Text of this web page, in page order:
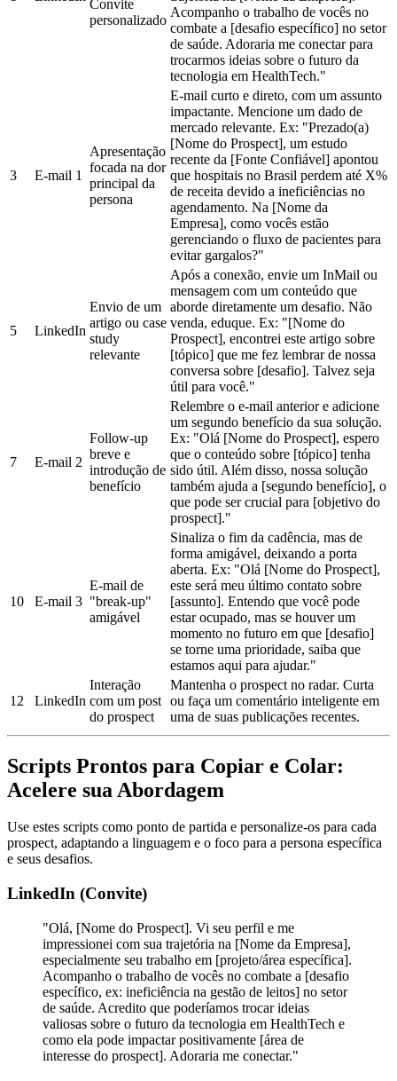
Convite
personalizado
Acompanho o trabalho de vocês no
combate a [desafio específico] no setor
de saúde. Adoraria me conectar para
trocarmos ideias sobre o futuro da
tecnologia em HealthTech."
3 E-mail 1
Apresentação
focada na dor
principal da
persona
E-mail curto e direto, com um assunto
impactante. Mencione um dado de
mercado relevante. Ex: "Prezado(a)
[Nome do Prospect], um estudo
recente da [Fonte Confiável] apontou
que hospitais no Brasil perdem até X%
de receita devido a ineficiências no
agendamento. Na [Nome da
Empresa], como vocês estão
gerenciando o fluxo de pacientes para
evitar gargalos?"
5 LinkedIn
Envio de um
artigo ou case
study
relevante
Após a conexão, envie um InMail ou
mensagem com um conteúdo que
aborde diretamente um desafio. Não
venda, eduque. Ex: "[Nome do
Prospect], encontrei este artigo sobre
[tópico] que me fez lembrar de nossa
conversa sobre [desafio]. Talvez seja
útil para você."
7 E-mail 2
Follow-up
breve e
introdução de
benefício
Relembre o e-mail anterior e adicione
um segundo benefício da sua solução.
Ex: "Olá [Nome do Prospect], espero
que o conteúdo sobre [tópico] tenha
sido útil. Além disso, nossa solução
também ajuda a [segundo benefício], o
que pode ser crucial para [objetivo do
prospect]."
10 E-mail 3
E-mail de
"break-up"
amigável
Sinaliza o fim da cadência, mas de
forma amigável, deixando a porta
aberta. Ex: "Olá [Nome do Prospect],
este será meu último contato sobre
[assunto]. Entendo que você pode
estar ocupado, mas se houver um
momento no futuro em que [desafio]
se torne uma prioridade, saiba que
estamos aqui para ajudar."
12 LinkedIn
Interação
com um post
do prospect
Mantenha o prospect no radar. Curta
ou faça um comentário inteligente em
uma de suas publicações recentes.
Scripts Prontos para Copiar e Colar:
Acelere sua Abordagem
Use estes scripts como ponto de partida e personalize-os para cada
prospect, adaptando a linguagem e o foco para a persona específica
e seus desafios.
LinkedIn (Convite)
"Olá, [Nome do Prospect]. Vi seu perfil e me
impressionei com sua trajetória na [Nome da Empresa],
especialmente seu trabalho em [projeto/área específica].
Acompanho o trabalho de vocês no combate a [desafio
específico, ex: ineficiência na gestão de leitos] no setor
de saúde. Acredito que poderíamos trocar ideias
valiosas sobre o futuro da tecnologia em HealthTech e
como ela pode impactar positivamente [área de
interesse do prospect]. Adoraria me conectar."